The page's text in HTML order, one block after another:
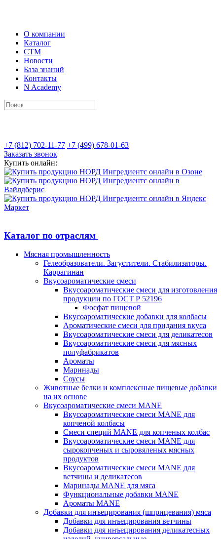
О компании
Каталог
СТМ
Новости
База знаний
Контакты
N Academy
+7 (812) 702-11-77 +7 (499) 678-01-63
Заказать звонок
Купить онлайн:
Каталог по отраслям
Мясная промышленность
Гелеобразователи. Загустители. Стабилизаторы.
Каррагинан
Вкусоароматические смеси
Вкусоароматические смеси для изготовления
продукции по ГОСТ Р 52196
Фосфат пищевой
Вкусоароматические добавки для колбасы
Ароматические смеси для придания вкуса
Вкусоароматические смеси для деликатесов
Вкусоароматические смеси для мясных
полуфабрикатов
Ароматы
Маринады
Соусы
Животные белки и комплексные пищевые добавки
на их основе
Вкусоароматические смеси MANE
Вкусоароматические смеси MANE для
копченой колбасы
Смеси специй MANE для копченых колбас
Вкусоароматические смеси MANE для
сырокопченых и сыровяленых мясных
продуктов
Вкусоароматические смеси MANE для
ветчины и деликатесов
Маринады MANE для мяса
Функциональные добавки MANE
Ароматы MANE
Добавки для инъецирования (шприцевания) мяса
Добавки для инъецирования ветчины
Добавки для инъецирования деликатесных